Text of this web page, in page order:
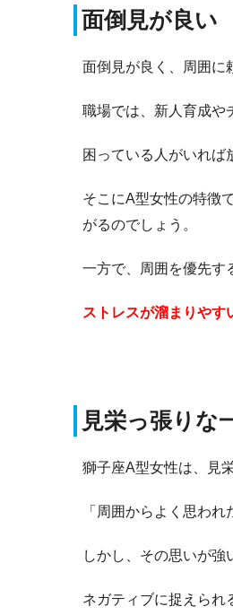
面倒見が良い
面倒見が良く、周囲に
職場では、新人育成や
困っている人がいれば
そこにA型女性の特徴
がるのでしょう。
一方で、周囲を優先す
ストレスが溜まりやす
見栄っ張りな
獅子座A型女性は、見
「周囲からよく思わ
しかし、その思いが強
ネガティブに捉えられ